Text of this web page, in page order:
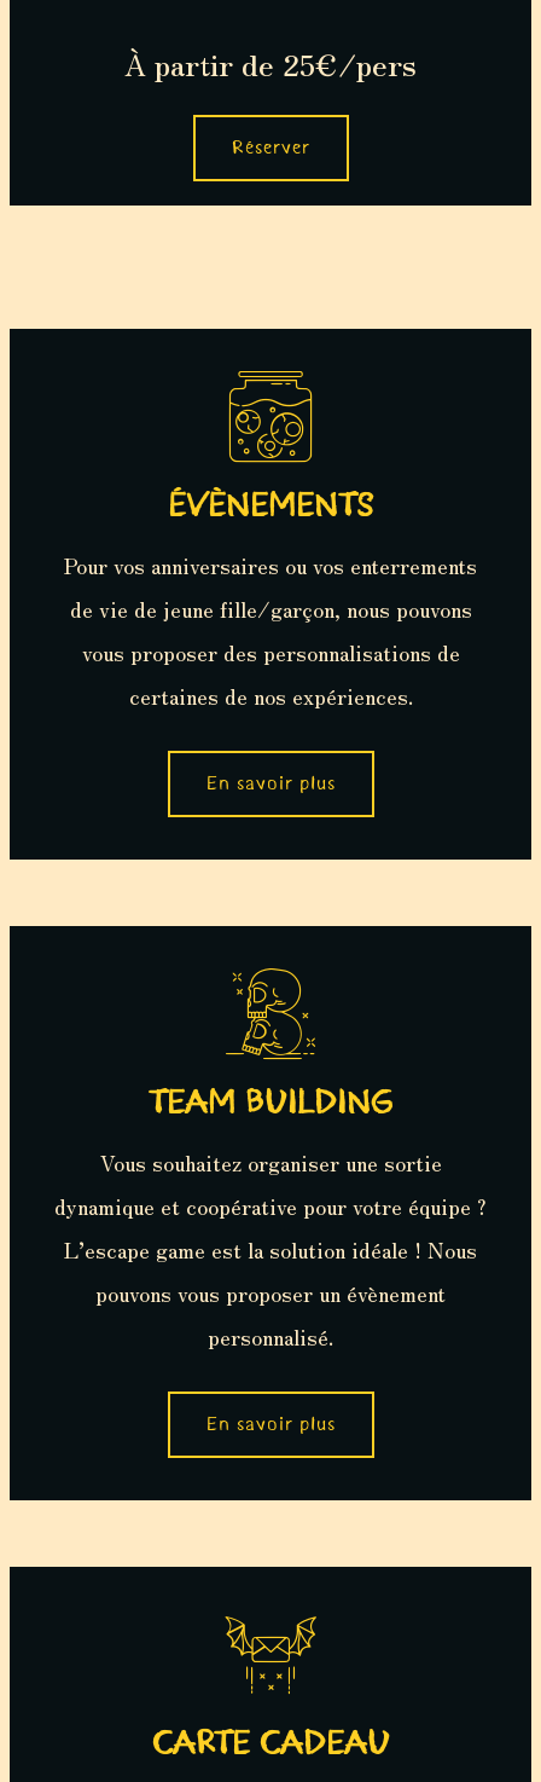
À partir de 25€/pers
Réserver
ÉVÈNEMENTS
Pour vos anniversaires ou vos enterrements
de vie de jeune fille/garçon, nous pouvons
vous proposer des personnalisations de
certaines de nos expériences.
En savoir plus
TEAM BUILDING
Vous souhaitez organiser une sortie
dynamique et coopérative pour votre équipe ?
L’escape game est la solution idéale ! Nous
pouvons vous proposer un évènement
personnalisé.
En savoir plus
CARTE CADEAU